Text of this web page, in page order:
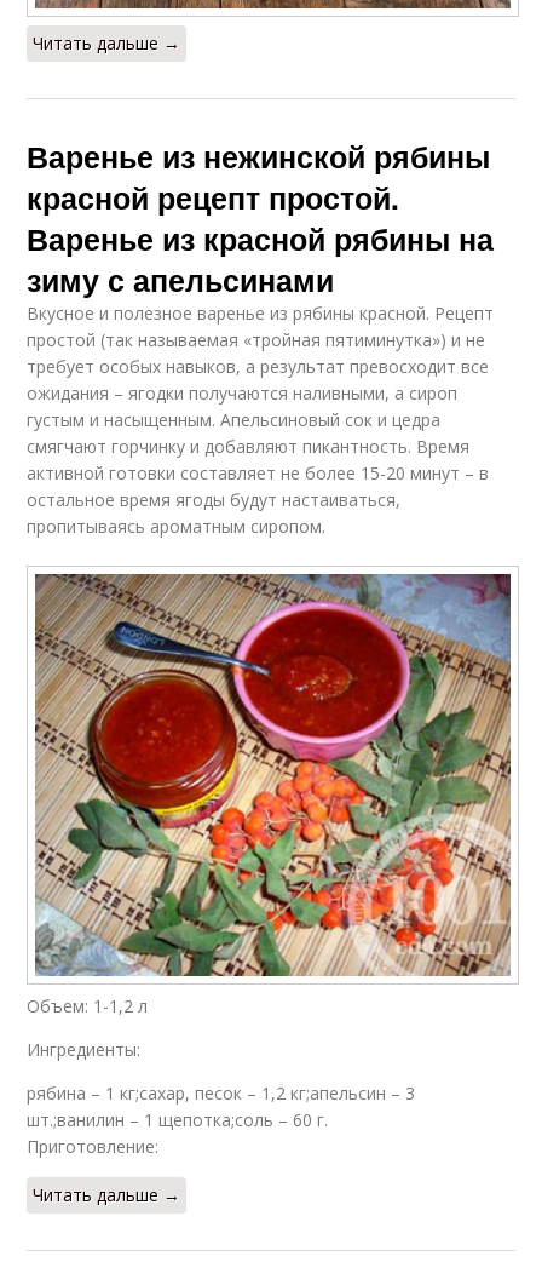
Читать дальше →
Варенье из нежинской рябины
красной рецепт простой.
Варенье из красной рябины на
зиму с апельсинами
Вкусное и полезное варенье из рябины красной. Рецепт
простой (так называемая «тройная пятиминутка») и не
требует особых навыков, а результат превосходит все
ожидания – ягодки получаются наливными, а сироп
густым и насыщенным. Апельсиновый сок и цедра
смягчают горчинку и добавляют пикантность. Время
активной готовки составляет не более 15-20 минут – в
остальное время ягоды будут настаиваться,
пропитываясь ароматным сиропом.
Объем: 1-1,2 л
Ингредиенты:
рябина – 1 кг;сахар, песок – 1,2 кг;апельсин – 3
шт.;ванилин – 1 щепотка;соль – 60 г.
Приготовление:
Читать дальше →